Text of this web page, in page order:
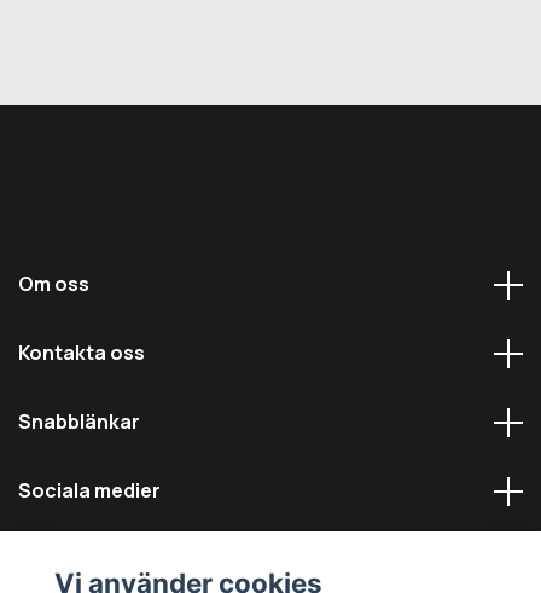
Om oss
Kontakta oss
Snabblänkar
Sociala medier
Vi använder cookies